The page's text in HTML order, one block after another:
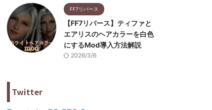
FF7リバース
【FF7リバース】ティファと
エアリスのヘアカラーを白色
にするMod導入方法解説
2026/3/6
Twitter